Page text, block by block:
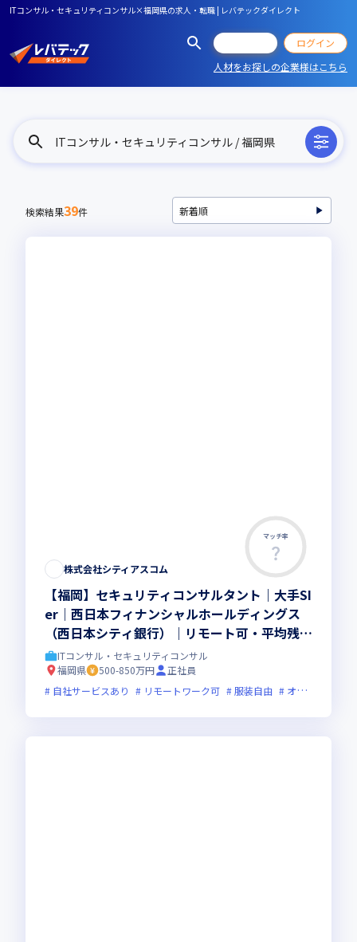
ITコンサル・セキュリティコンサル×福岡県の求人・転職 | レバテックダイレクト
ログイン
人材をお探しの企業様はこちら
ITコンサル・セキュリティコンサル / 福岡県
検索結果39件
マッチ率
株式会社シティアスコム
【福岡】セキュリティコンサルタント｜大手SI
er｜西日本フィナンシャルホールディングス
（西日本シティ銀行）｜リモート可・平均残業
11h・土日祝休み
ITコンサル・セキュリティコンサル
福岡県
500-850万円
正社員
自社サービスあり
リモートワーク可 服装自由 オンライン選考可